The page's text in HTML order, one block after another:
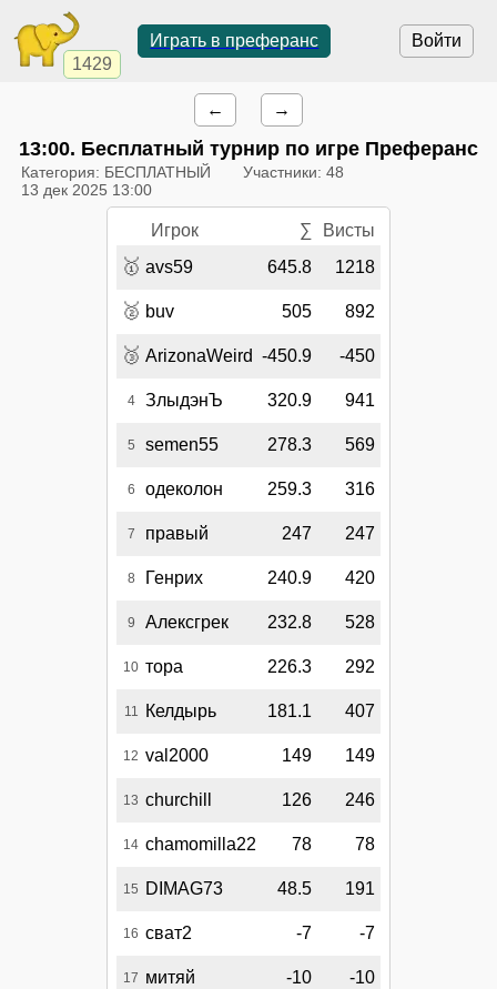
1429
Войти
Играть в преферанс
← →
13:00. Бесплатный турнир по игре Преферанс
Категория: БЕСПЛАТНЫЙ
Участники: 48
13 дек 2025 13:00
Игрок ∑ Висты
🥇 avs59 645.8 1218
🥈 buv 505 892
🥉 ArizonaWeird -450.9 -450
4 ЗлыдэнЪ 320.9 941
5 semen55 278.3 569
6 одеколон 259.3 316
7 правый 247 247
8 Генрих 240.9 420
9 Алексгрек 232.8 528
10 тора 226.3 292
11 Келдырь 181.1 407
12 val2000 149 149
13 churchill 126 246
14 chamomilla22 78 78
15 DIMAG73 48.5 191
16 сват2 -7 -7
17 митяй -10 -10